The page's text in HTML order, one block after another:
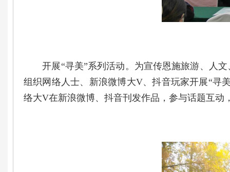
开展“寻美”系列活动。为宣传恩施旅游、人文
组织网络人士、新浪微博大V、抖音玩家开展“寻
络大V在新浪微博、抖音刊发作品，参与话题互动